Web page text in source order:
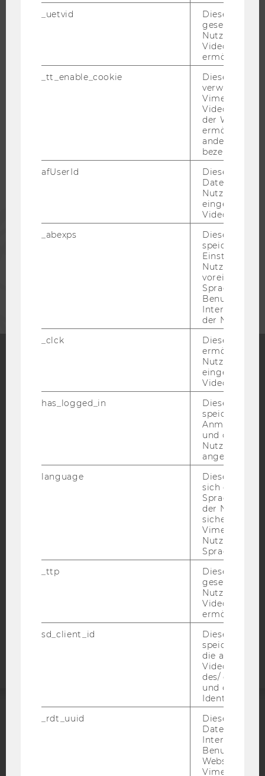
ALUMNI
Blog
Bluesky
BARRIEREFREIHEITSERKLÄRUNG WEBSEITE
DATENSCHUTZERKLÄRUNG SOCIAL MEDIA
STUDIENBEWERBER*INNEN UND STUDIERENDE
Barrierefreiheitserklärung
ACCREDITED BY:
_uetvid
Dieses
gesetzt, um
Nutzung des
Videoplayers
ermöglichen
_tt_enable_cookie
Dieses
verwendet,
Vimeo-
der WU-
ermöglichen
andere nicht
bezeichnete
afUserId
Dieses
Daten von
Videos
_abexps
Dieses Cookie
speichert
Nutzer*in, zB.
Sprache,
der Nutzer*in
_clck
Dieses Cookie
ermöglicht
Nutzung des
Video Players
has_logged_in
Dieses Cookie
speichert
und ob sich
Nutzer*in
angemeldet
language
Dieses
sich die
der
Vimeo in der
Nutzer
Sprache
_ttp
Dieser
gesetzt, um
Nutzung des
Videoplayers
ermöglichen
sd_client_id
Dieses Cookie
speichert
die aktuellen
des/ der
und einen
_rdt_uuid
Dieses
Daten über
Interaktionen
Websites, auf
Vimeo-Video